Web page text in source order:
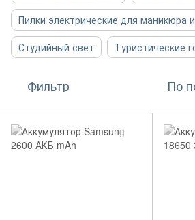
Пилки электрические для маникюра
Студийный свет
Туристические
Фильтр По